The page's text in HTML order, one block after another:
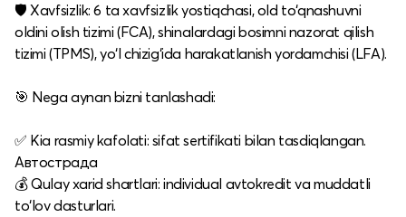
🛡️ Xavfsizlik: 6 ta xavfsizlik yostiqchasi, old to‘qnashuvni
oldini olish tizimi (FCA), shinalardagi bosimni nazorat qilish
tizimi (TPMS), yo‘l chizig‘ida harakatlanish yordamchisi (LFA).​
🎯 Nega aynan bizni tanlashadi:
✅ Kia rasmiy kafolati: sifat sertifikati bilan tasdiqlangan.​
Автострада
💰 Qulay xarid shartlari: individual avtokredit va muddatli
to‘lov dasturlari.​